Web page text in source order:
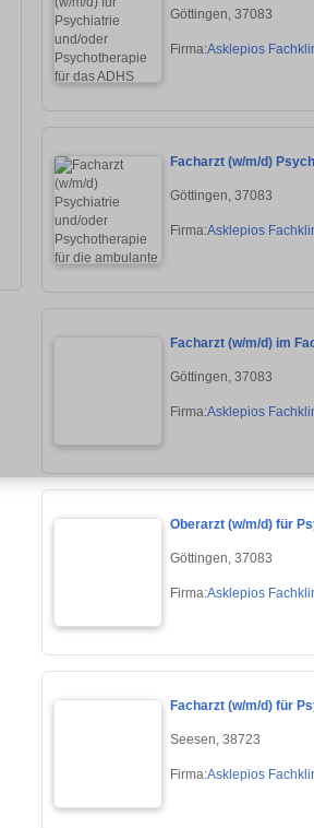
Göttingen, 37083
Firma:Asklepios
Facharzt (w/m/d)
Göttingen, 37083
Firma:Asklepios
Facharzt (w/m/d) im
Göttingen, 37083
Firma:Asklepios
Oberarzt (w/m/d) für
Göttingen, 37083
Firma:Asklepios
Facharzt (w/m/d) für
Seesen, 38723
Firma:Asklepios